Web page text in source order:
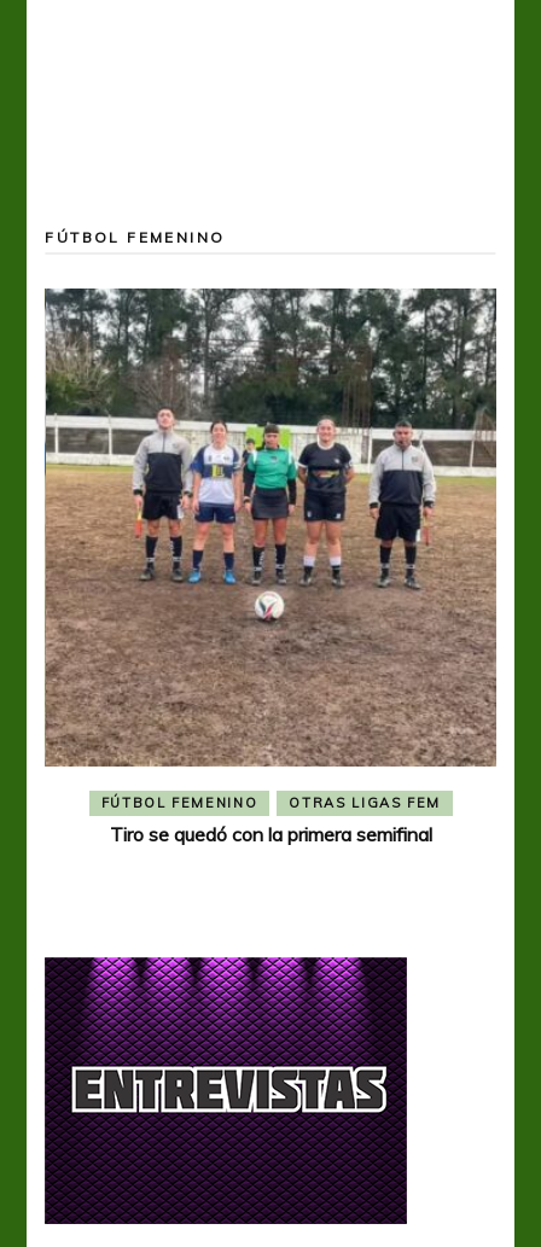
FÚTBOL FEMENINO
FÚTBOL FEMENINO OTRAS LIGAS FEM
Tiro se quedó con la primera semifinal